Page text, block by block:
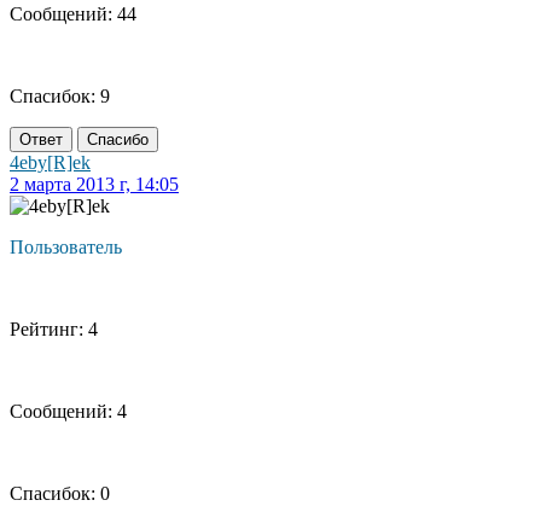
Сообщений: 44
Спасибок: 9
Ответ Спасибо
4eby[R]ek
2 марта 2013 г, 14:05
Пользователь
Рейтинг: 4
Сообщений: 4
Спасибок: 0